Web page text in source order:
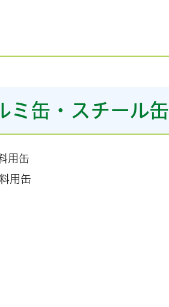
ミ缶・スチール缶
用缶
用缶